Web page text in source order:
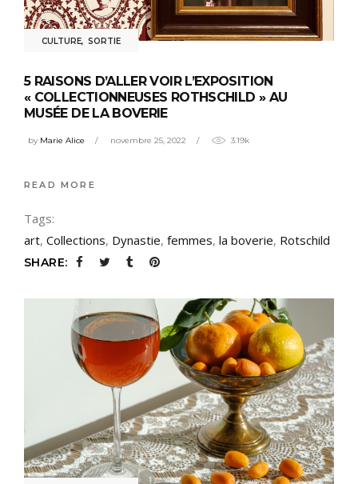
CULTURE, SORTIE
5 RAISONS D’ALLER VOIR L’EXPOSITION
« COLLECTIONNEUSES ROTHSCHILD » AU
MUSÉE DE LA BOVERIE
by Marie Alice novembre 25, 2022 3.19k
READ MORE
Tags:
art, Collections, Dynastie, femmes, la boverie, Rotschild
SHARE: